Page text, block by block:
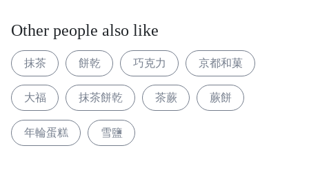
Other people also like
抹茶 餅乾 巧克力 京都和菓
大福 抹茶餅乾 茶蕨 蕨餅
年輪蛋糕 雪鹽